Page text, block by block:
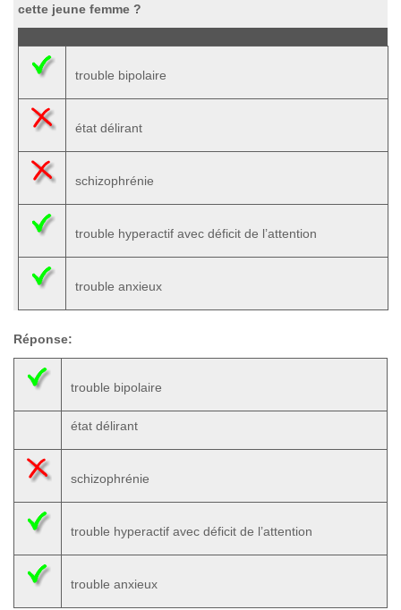
cette jeune femme ?
trouble bipolaire
état délirant
schizophrénie
trouble hyperactif avec déficit de l’attention
trouble anxieux
Réponse:
trouble bipolaire
état délirant
schizophrénie
trouble hyperactif avec déficit de l’attention
trouble anxieux